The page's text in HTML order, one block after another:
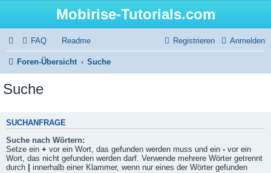
Mobirise-Tutorials.com
FAQ Readme Anmelden
Registrieren
Foren-Übersicht Suche
Suche
SUCHANFRAGE
Suche nach Wörtern:
Setze ein + vor ein Wort, das gefunden werden muss und ein - vor ein
Wort, das nicht gefunden werden darf. Verwende mehrere Wörter getrennt
durch | innerhalb einer Klammer, wenn nur eines der Wörter gefunden